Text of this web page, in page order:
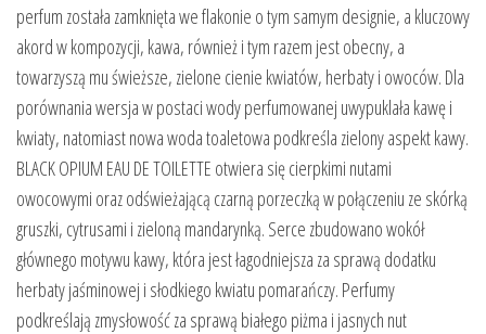
perfum została zamknięta we flakonie o tym samym designie, a kluczowy
akord w kompozycji, kawa, również i tym razem jest obecny, a
towarzyszą mu świeższe, zielone cienie kwiatów, herbaty i owoców. Dla
porównania wersja w postaci wody perfumowanej uwypuklała kawę i
kwiaty, natomiast nowa woda toaletowa podkreśla zielony aspekt kawy.
BLACK OPIUM EAU DE TOILETTE otwiera się cierpkimi nutami
owocowymi oraz odświeżającą czarną porzeczką w połączeniu ze skórką
gruszki, cytrusami i zieloną mandarynką. Serce zbudowano wokół
głównego motywu kawy, która jest łagodniejsza za sprawą dodatku
herbaty jaśminowej i słodkiego kwiatu pomarańczy. Perfumy
podkreślają zmysłowość za sprawą białego piżma i jasnych nut